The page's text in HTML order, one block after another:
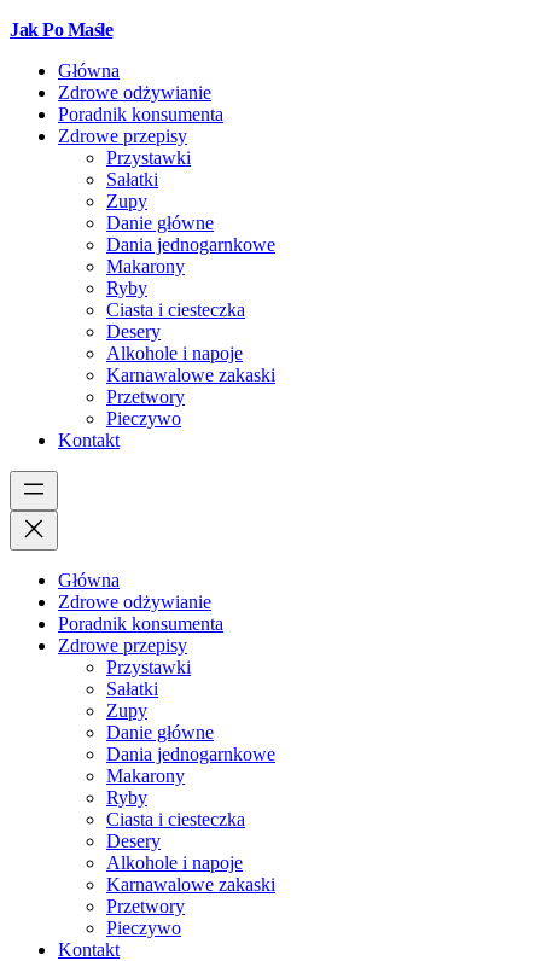
Jak Po Maśle
Główna
Zdrowe odżywianie
Poradnik konsumenta
Zdrowe przepisy
Przystawki
Sałatki
Zupy
Danie główne
Dania jednogarnkowe
Makarony
Ryby
Ciasta i ciesteczka
Desery
Alkohole i napoje
Karnawalowe zakaski
Przetwory
Pieczywo
Kontakt
Główna
Zdrowe odżywianie
Poradnik konsumenta
Zdrowe przepisy
Przystawki
Sałatki
Zupy
Danie główne
Dania jednogarnkowe
Makarony
Ryby
Ciasta i ciesteczka
Desery
Alkohole i napoje
Karnawalowe zakaski
Przetwory
Pieczywo
Kontakt